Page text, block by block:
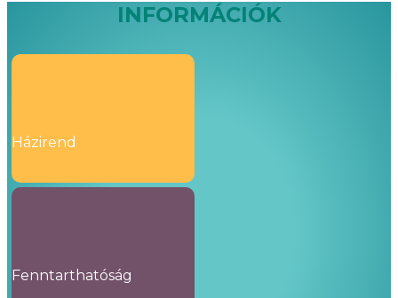
INFORMÁCIÓK
Házirend
Fenntarthatóság